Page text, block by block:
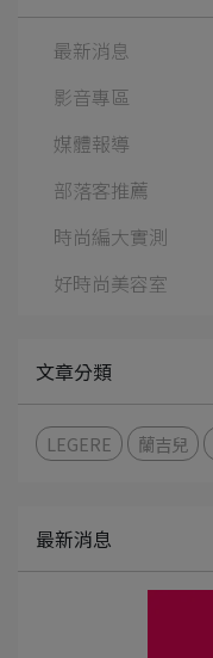
最新消息
影音專區
媒體報導
部落客推薦
時尚編大實測
好時尚美容室
文章分類
LEGERE 蘭吉兒
最新消息